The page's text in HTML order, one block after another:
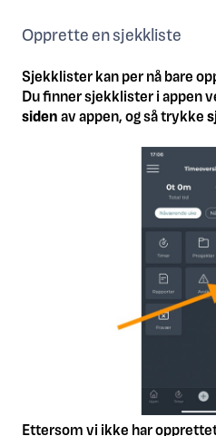
Opprette en sjekkliste
Sjekklister kan per nå bare
Du finner sjekklister i appen
sidenav appen, og så trykkes
Ettersom vi ikke har